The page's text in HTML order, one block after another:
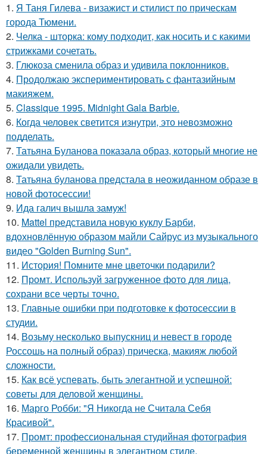
1. Я Таня Гилева - визажист и стилист по прическам
города Тюмени.
2. Челка - шторка: кому подходит, как носить и с какими
стрижками сочетать.
3. Глюкоза сменила образ и удивила поклонников.
4. Продолжаю экспериментировать с фантазийным
макияжем.
5. Classique 1995. Midnight Gala Barbie.
6. Когда человек светится изнутри, это невозможно
подделать.
7. Татьяна Буланова показала образ, который многие не
ожидали увидеть.
8. Татьяна буланова предстала в неожиданном образе в
новой фотосессии!
9. Ида галич вышла замуж!
10. Mattel представила новую куклу Барби,
вдохновлённую образом майли Сайрус из музыкального
видео "Golden Burning Sun".
11. История! Помните мне цветочки подарили?
12. Промт. Используй загруженное фото для лица,
сохрани все черты точно.
13. Главные ошибки при подготовке к фотосессии в
студии.
14. Возьму несколько выпускниц и невест в городе
Россошь на полный образ) прическа, макияж любой
сложности.
15. Как всё успевать, быть элегантной и успешной:
советы для деловой женщины.
16. Марго Робби: "Я Никогда не Считала Себя
Красивой".
17. Промт: профессиональная студийная фотография
беременной женщины в элегантном стиле.